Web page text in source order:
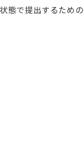
態で提出するための